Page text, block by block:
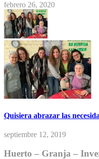
febrero 26, 2020
Quisiera abrazar las
septiembre 12, 2019
Huerto – Granja –